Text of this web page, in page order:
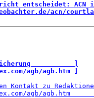
entscheidet:
acn/
]
agb/agb.htm ]
Kontakt zu
agb/